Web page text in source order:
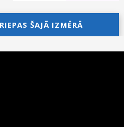
price
was:
€96.00.
Current
price
is:
ŠAJĀ IZMĒRĀ